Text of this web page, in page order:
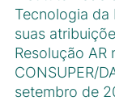
Tecnologia da
suas
Resolução AR
CONSUPER/
setembro de